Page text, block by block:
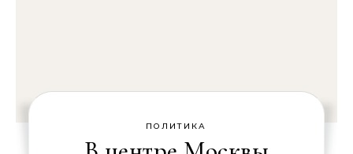
ПОЛИТИКА